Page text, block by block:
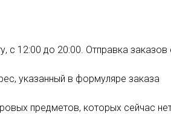
с 12:00 до 20:00. Отправка
указанный в формуляре заказа
предметов, которых сейчас